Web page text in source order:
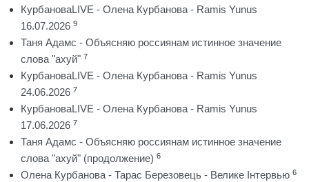
КурбановаLIVE - Олена Курбанова - Ramis Yunus
16.07.2026 9
Таня Адамс - Объясняю россиянам истинное значение
слова "ахуй" 7
КурбановаLIVE - Олена Курбанова - Ramis Yunus
24.06.2026 7
КурбановаLIVE - Олена Курбанова - Ramis Yunus
17.06.2026 7
Таня Адамс - Объясняю россиянам истинное значение
слова "ахуй" (продолжение) 6
Олена Курбанова - Тарас Березовець - Велике Інтервью 6